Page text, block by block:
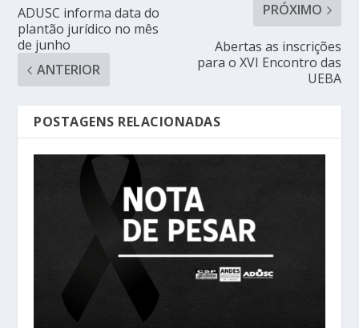
ADUSC informa data do
plantão jurídico no mês
de junho
ANTERIOR
PRÓXIMO
Abertas as inscrições
para o XVI Encontro das
UEBA
POSTAGENS RELACIONADAS